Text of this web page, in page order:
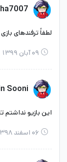
لطفاً ترفندهای
۰۹ آبان ۱۳۹۹
Sooni
این بازیو نداشتم
۰۶ اسفند ۱۳۹۸